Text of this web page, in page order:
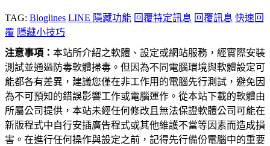
TAG: Bloglines LINE 隱藏功能 回覆特定訊息 回覆訊息 快速回
覆 隱藏小技巧
注意事項： 本站所介紹之軟體、設定或網站服務，經實際安裝
測試並通過防毒軟體掃毒。但因為不同電腦環境與軟體設定可
能都各有差異，建議您僅在非工作用的電腦先行測試，避免因
為不可預知的錯誤影響工作或電腦運作。從本站下載的軟體由
所屬公司提供，本站未經任何修改且無法保證軟體公司可能在
新版程式中自行安插廣告程式或其他維護不當等因素而造成損
害。在進行任何操作與設定之前，記得先行備份電腦中的重要